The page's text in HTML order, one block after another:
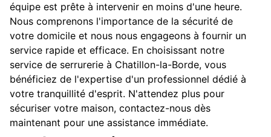
équipe est prête à intervenir en moins d'une heure.
Nous comprenons l'importance de la sécurité de
votre domicile et nous nous engageons à fournir un
service rapide et efficace. En choisissant notre
service de serrurerie à Chatillon-la-Borde, vous
bénéficiez de l'expertise d'un professionnel dédié à
votre tranquillité d'esprit. N'attendez plus pour
sécuriser votre maison, contactez-nous dès
maintenant pour une assistance immédiate.